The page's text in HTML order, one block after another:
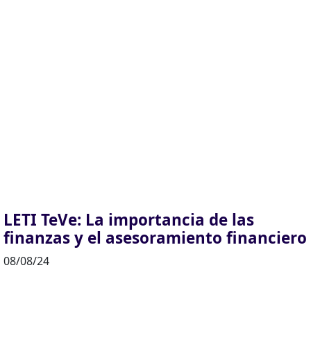
LETI TeVe: La importancia de las
finanzas y el asesoramiento financiero
08/08/24